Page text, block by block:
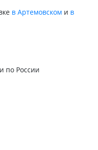
в Артемовском и в
по России